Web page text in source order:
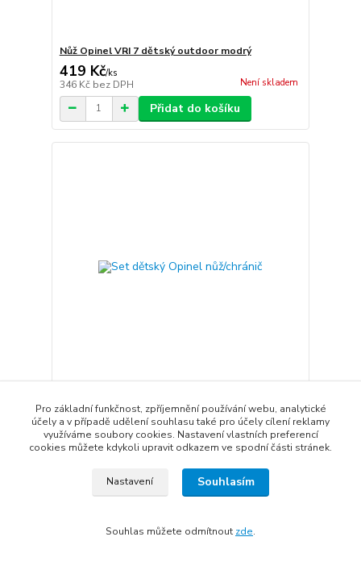
Nůž Opinel VRI 7 dětský outdoor modrý
419 Kč/ks
346 Kč bez DPH Není skladem
Přidat do košíku
728 Kč
602 Kč bez DPH Není skladem
Přidat do košíku
Pro základní funkčnost, zpříjemnění používání webu, analytické
účely a v případě udělení souhlasu také pro účely cílení reklamy
využíváme soubory cookies. Nastavení vlastních preferencí
cookies můžete kdykoli upravit odkazem ve spodní části stránek.
Nastavení Souhlasím
Souhlas můžete odmítnout zde.